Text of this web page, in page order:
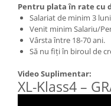
Pentru plata în rate cu
Salariat de minim 3
Venit minim Salariu/
Vârsta între 18-70 ani.
Să nu fiți în biroul de
Video Suplimentar:
XL-Klass4 –